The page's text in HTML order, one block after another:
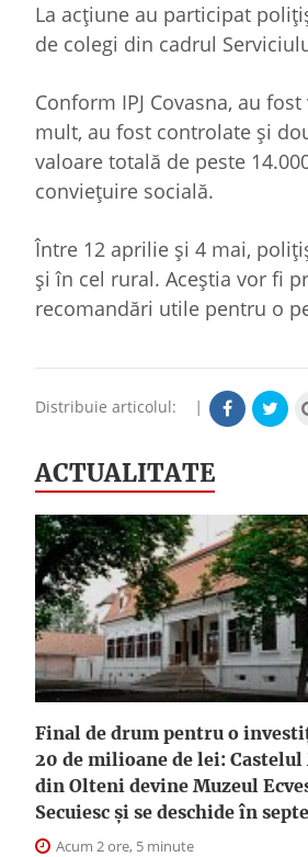
La acțiune au participat
de colegi din cadrul
Conform IPJ Covasna, au
mult, au fost controlate și
valoare totală de peste
conviețuire socială.
Între 12 aprilie și 4 mai,
și în cel rural. Aceștia vor fi
recomandări utile pentru o
Distribuie articolul: |
ACTUALITATE
Final de drum pentru o
20 de milioane de lei:
din Olteni devine Muzeul
Secuiesc și se deschide în
Acum 2 ore, 5 minute